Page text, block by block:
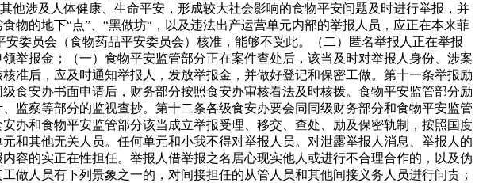
涉及人体健康、生命平安，形成较大社会影响的食物平安问题及时进行举报，并
物的地下“点”、“黑做坊“，以及违法出产运营单元内部的举报人员，应正在本来菲
委员会（食物药品平安委员会）核准，能够不受此。（二）匿名举报人正在举报
举报金；（一）食物平安监管部分正在案件查处后，该当及时对举报人身份、涉案
准后，应及时通知举报人，发放举报金，并做好登记和保密工做。第十一条举报励
食安办书面申请后，财务部分按照食安办审核看法及时核拨。食物平安监管部分励
监察等部分的监视查抄。第十二条各级食安办要会同同级财务部分和食物平安监管
办和食物平安监管部分该当成立举报受理、移交、查处、励及保密轨制，按照国度
和其他无关人员。任何单元和小我不得对举报人员。对泄露举报人消息、举报人的
容的实正在性担任。举报人借举报之名居心现实他人或进行不合理合作的，以及伪
人员有下列景象之一的，对间接担任的从管人员和其他间接义务人员进行问责；